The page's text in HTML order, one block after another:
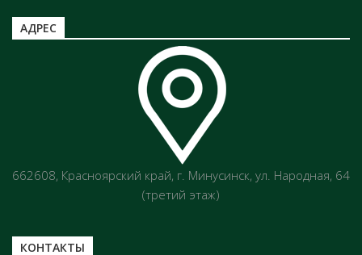
АДРЕС
662608, Красноярский край, г. Минусинск, ул. Народная, 64
(третий этаж)
КОНТАКТЫ